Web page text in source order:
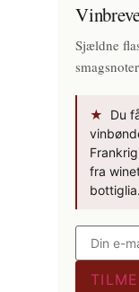
Sjældne
★
Du
fra